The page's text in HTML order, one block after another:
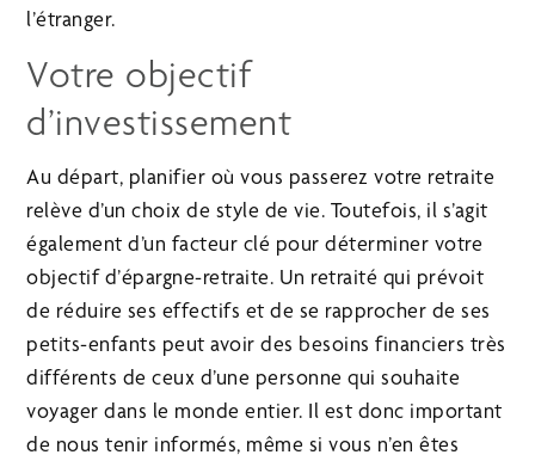
l’étranger.
Votre objectif
d’investissement
Au départ, planifier où vous passerez votre retraite
relève d’un choix de style de vie. Toutefois, il s’agit
également d’un facteur clé pour déterminer votre
objectif d’épargne-retraite. Un retraité qui prévoit
de réduire ses effectifs et de se rapprocher de ses
petits-enfants peut avoir des besoins financiers très
différents de ceux d’une personne qui souhaite
voyager dans le monde entier. Il est donc important
de nous tenir informés, même si vous n’en êtes